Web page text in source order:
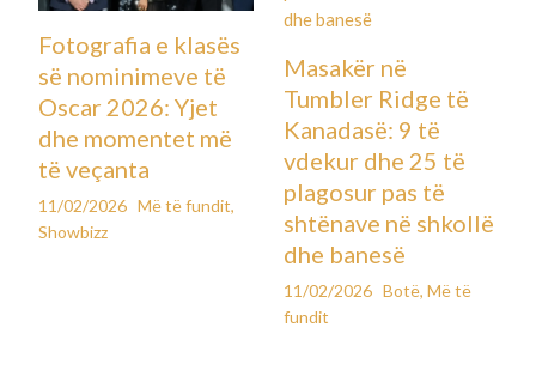
Fotografia e klasës
së nominimeve të
Oscar 2026: Yjet
dhe momentet më
të veçanta
11/02/2026 Më të fundit,
Showbizz
Masakër në
Tumbler Ridge të
Kanadasë: 9 të
vdekur dhe 25 të
plagosur pas të
shtënave në shkollë
dhe banesë
11/02/2026 Botë, Më të
fundit